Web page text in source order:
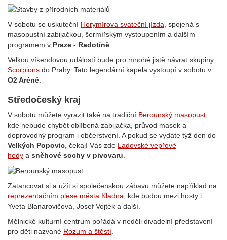
V sobotu se uskuteční Horymírova sváteční jízda , spojená s
masopustní zabijačkou, šermířským vystoupením a dalším
programem v Praze - Radotíně
Velkou víkendovou událostí bude pro mnohé jistě návrat skupiny
Scorpions do Prahy. Tato legendární kapela vystoupí v sobotu v
O2 Aréně
Středočeský kraj
V sobotu můžete vyrazit také na tradiční Berounský masopust
kde nebude chybět oblíbená zabijačka, průvod masek a
doprovodný program i občerstvení. A pokud se vydáte týž den do
Velkých Popovic , čekají Vás zde Ladovské vepřové
hody a sněhové sochy v pivovaru
Zatancovat si a užít si společenskou zábavu můžete například na
reprezentačním plese města Kladna , kde budou mezi hosty i
Yveta Blanarovičová, Josef Vojtek a další.
Mělnické kulturní centrum pořádá v neděli divadelní představení
pro děti nazvané Rozum a štěstí